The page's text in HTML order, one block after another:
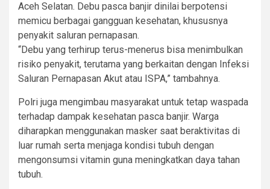
Aceh Selatan. Debu pasca banjir dinilai berpotensi
memicu berbagai gangguan kesehatan, khususnya
penyakit saluran pernapasan.
“Debu yang terhirup terus-menerus bisa menimbulkan
risiko penyakit, terutama yang berkaitan dengan Infeksi
Saluran Pernapasan Akut atau ISPA,” tambahnya.
Polri juga mengimbau masyarakat untuk tetap waspada
terhadap dampak kesehatan pasca banjir. Warga
diharapkan menggunakan masker saat beraktivitas di
luar rumah serta menjaga kondisi tubuh dengan
mengonsumsi vitamin guna meningkatkan daya tahan
tubuh.